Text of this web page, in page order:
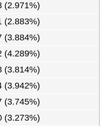
(2.971%)
(2.883%)
(3.884%)
(4.289%)
(3.814%)
(3.942%)
(3.745%)
(3.273%)